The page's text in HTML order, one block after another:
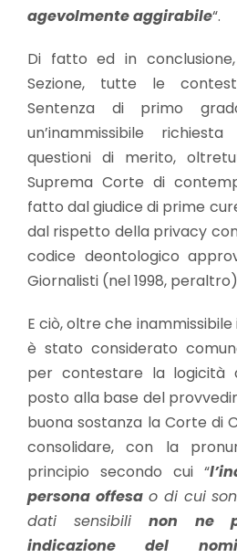
agevolmente aggirabile“.
Di fatto ed in
Sezione, tutte le
Sentenza di primo
un’inammissibile
questioni di merito,
Suprema Corte di
fatto dal giudice di prime
dal rispetto della privacy
codice deontologico
Giornalisti (nel 1998,
E ciò, oltre che
è stato considerato
per contestare la logicità
posto alla base del
buona sostanza la Corte di
consolidare, con la
principio secondo cui “
persona offesao di cui
dati sensibilinon ne
indicazione del